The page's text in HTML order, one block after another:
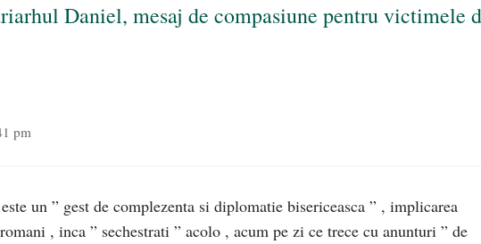
Daniel, mesaj de compasiune pentru victimele
pm
un ” gest de complezenta si diplomatie bisericeasca ” , implicarea
, inca ” sechestrati ” acolo , acum pe zi ce trece cu anunturi ” de